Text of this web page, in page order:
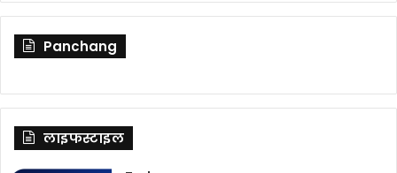
Panchang
लाइफस्टाइल